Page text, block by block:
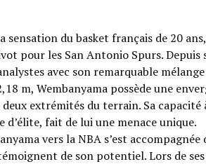
sensation du basket français de 20
pour les San Antonio Spurs. Depuis
avec son remarquable
m, Wembanyama possède une
extrémités du terrain. Sa capacité
d’élite, fait de lui une menace unique.
vers la NBA s’est
de son potentiel. Lors de